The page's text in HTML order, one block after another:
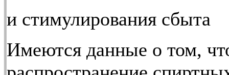
и стимулирования сбыта
Имеются данные о том,